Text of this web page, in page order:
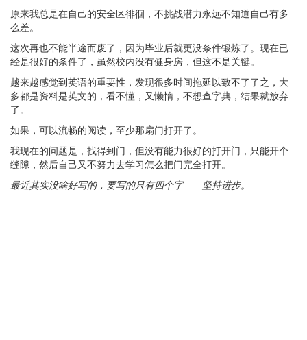
原来我总是在自己的安全区徘徊，不挑战潜力永远不知道自己有多
么差。
这次再也不能半途而废了，因为毕业后就更没条件锻炼了。现在已
经是很好的条件了，虽然校内没有健身房，但这不是关键。
越来越感觉到英语的重要性，发现很多时间拖延以致不了了之，大
多都是资料是英文的，看不懂，又懒惰，不想查字典，结果就放弃
了。
如果，可以流畅的阅读，至少那扇门打开了。
我现在的问题是，找得到门，但没有能力很好的打开门，只能开个
缝隙，然后自己又不努力去学习怎么把门完全打开。
最近其实没啥好写的，要写的只有四个字——坚持进步。